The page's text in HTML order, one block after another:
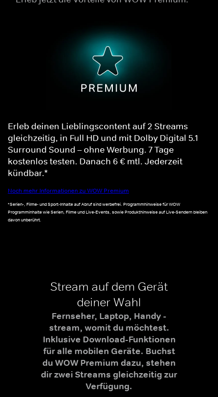
Erleb deinen Lieblingscontent auf 2 Streams
gleichzeitig, in Full HD und mit Dolby Digital 5.1
Surround Sound – ohne Werbung. 7 Tage
kostenlos testen. Danach 6 € mtl. Jederzeit
kündbar.*
Noch mehr Informationen zu WOW Premium
*Serien-, Filme- und Sport-Inhalte auf Abruf sind werbefrei. Programmhinweise für WOW
Programminhalte wie Serien, Filme und Live-Events, sowie Produkthinweise auf Live-Sendern bleiben
davon unberührt.
Stream auf dem Gerät
deiner Wahl
Fernseher, Laptop, Handy -
stream, womit du möchtest.
Inklusive Download-Funktionen
für alle mobilen Geräte. Buchst
du WOW Premium dazu, stehen
dir zwei Streams gleichzeitig zur
Verfügung.